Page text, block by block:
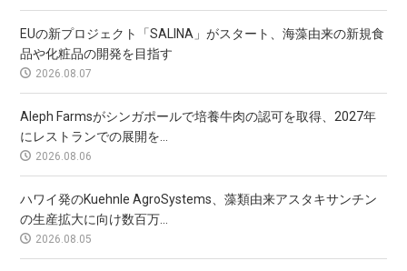
EUの新プロジェクト「SALINA」がスタート、海藻由来の新規食
品や化粧品の開発を目指す
2026.08.07
Aleph Farmsがシンガポールで培養牛肉の認可を取得、2027年
にレストランでの展開を...
2026.08.06
ハワイ発のKuehnle AgroSystems、藻類由来アスタキサンチン
の生産拡大に向け数百万...
2026.08.05